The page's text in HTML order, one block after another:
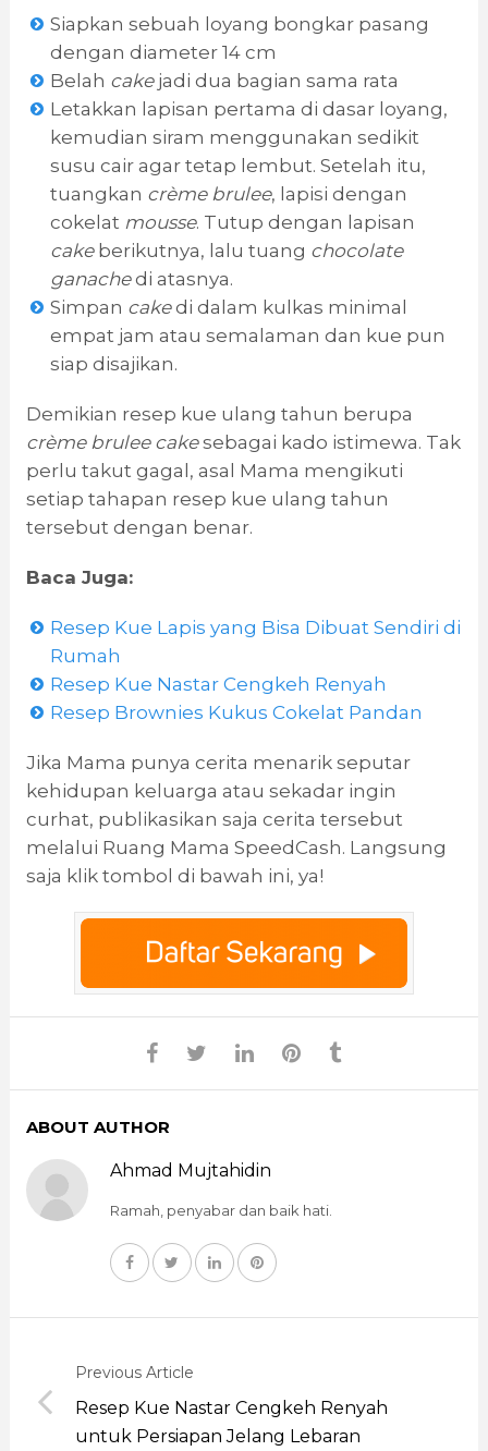
Siapkan sebuah loyang bongkar pasang
dengan diameter 14 cm
Belah cake jadi dua bagian sama rata
Letakkan lapisan pertama di dasar loyang,
kemudian siram menggunakan sedikit
susu cair agar tetap lembut. Setelah itu,
tuangkan crème brulee, lapisi dengan
cokelat mousse. Tutup dengan lapisan
cake berikutnya, lalu tuang chocolate
ganachedi atasnya.
Simpan cakedi dalam kulkas minimal
empat jam atau semalaman dan kue pun
siap disajikan.
Demikian resep kue ulang tahun berupa
crème brulee cakesebagai kado istimewa. Tak
perlu takut gagal, asal Mama mengikuti
setiap tahapan resep kue ulang tahun
tersebut dengan benar.
Baca Juga:
Resep Kue Lapis yang Bisa Dibuat Sendiri di
Rumah
Resep Kue Nastar Cengkeh Renyah
Resep Brownies Kukus Cokelat Pandan
Jika Mama punya cerita menarik seputar
kehidupan keluarga atau sekadar ingin
curhat, publikasikan saja cerita tersebut
melalui Ruang Mama SpeedCash. Langsung
saja klik tombol di bawah ini, ya!
ABOUT AUTHOR
Ahmad Mujtahidin
Ramah, penyabar dan baik hati.
Previous Article
Resep Kue Nastar Cengkeh Renyah
untuk Persiapan Jelang Lebaran